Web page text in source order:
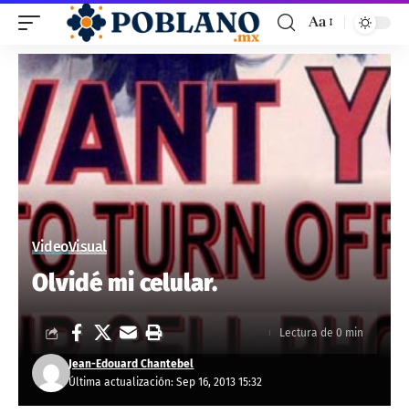
Aa
VideoVisual
Olvidé mi celular.
Última actualización: Sep 16, 2013 15:32
Jean-Edouard Chantebel
Lectura de 0 min